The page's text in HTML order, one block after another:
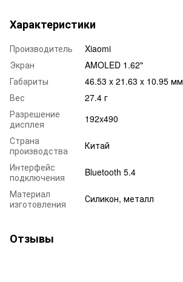
Характеристики
Производитель
Xiaomi
Экран
AMOLED 1.62"
Габариты
46.53 x 21.63 x 10.95 мм
Вес
27.4 г
Разрешение
дисплея
192x490
Страна
производства
Китай
Интерфейс
подключения
Bluetooth 5.4
Материал
изготовления
Силикон, металл
Отзывы